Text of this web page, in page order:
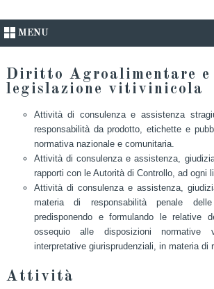
MENU
Diritto Agroalimentare e
legislazione vitivinicola
Attività di consulenza e assistenza
responsabilità da prodotto, etichette e
normativa nazionale e comunitaria.
Attività di consulenza e assistenza,
rapporti con le Autorità di Controllo, ad ogni
Attività di consulenza e assistenza,
materia di responsabilità penale delle
predisponendo e formulando le relative
ossequio alle disposizioni
interpretative giurisprudenziali, in materia di
Attività